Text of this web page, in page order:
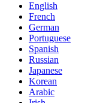
English
French
German
Portuguese
Spanish
Russian
Japanese
Korean
Arabic